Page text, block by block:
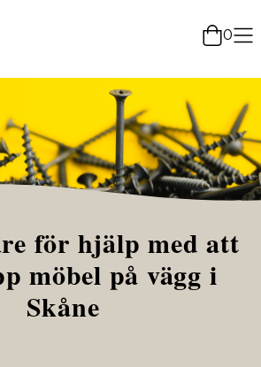
0
för hjälp med att
möbel på vägg i
Skåne